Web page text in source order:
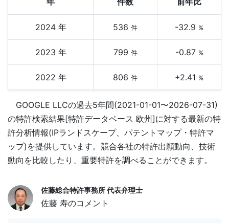
2024 年 536 件 -32.9 %
2023 年 799 件 -0.87 %
2022 年 806 件 +2.41 %
GOOGLE LLCの過去5年間(2021-01-01〜2026-07-31)
の特許検索結果[特許データベース 欧州]に対する最新の特
許分析情報(IPランドスケープ、パテントマップ・特許マ
ップ)を提供しています。競合各社の特許出願動向、技術
動向を比較したり、重要特許を調べることができます。
佐藤総合特許事務所 代表弁理士
佐藤 寿のコメント